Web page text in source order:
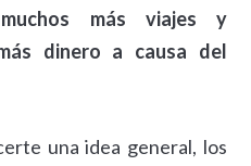
más viajes y
dinero a causa del
una idea general, los